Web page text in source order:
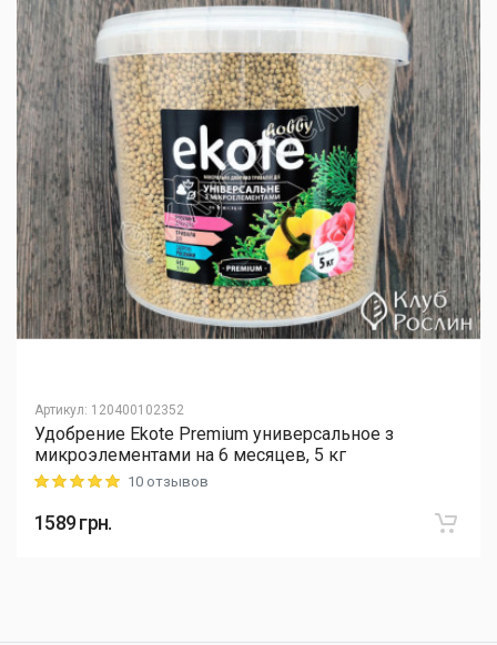
Артикул: 120400102352
Удобрение Ekote Premium универсальное з
микроэлементами на 6 месяцев, 5 кг
Rating: 5 out of 510 отзывов
1589грн.